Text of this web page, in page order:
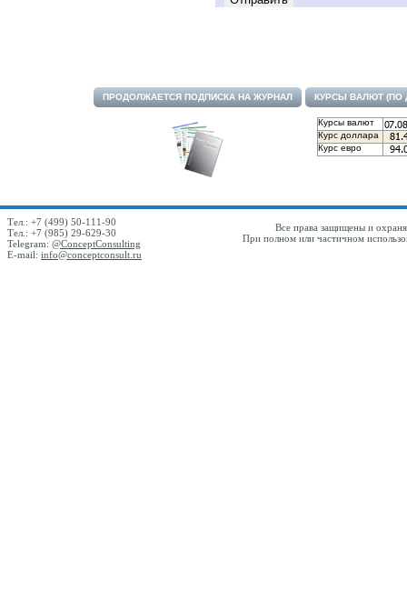
ПРОДОЛЖАЕТСЯ ПОДПИСКА НА ЖУРНАЛ КУРСЫ ВАЛЮТ (ПО
Курсы валют
Курс доллара
Курс евро
Тел.: +7 (499) 50-111-90
Тел.: +7 (985) 29-629-30
Telegram: @ConceptConsulting
E-mail: info@conceptconsult.ru
Все права защищены и
При полном или частичном